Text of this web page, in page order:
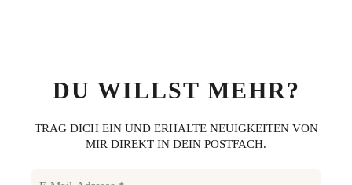
DU WILLST MEHR?
TRAG DICH EIN UND ERHALTE NEUIGKEITEN VON
MIR DIREKT IN DEIN POSTFACH.